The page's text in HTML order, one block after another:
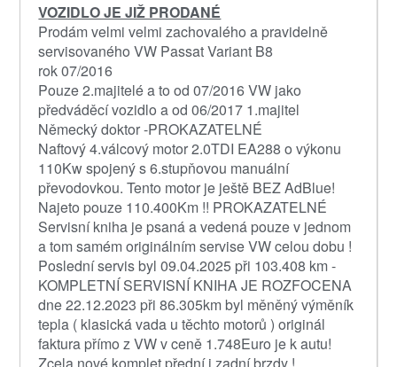
VOZIDLO JE JIŽ PRODANÉ
Prodám velmi velmi zachovalého a pravidelně
servisovaného VW Passat Variant B8
rok 07/2016
Pouze 2.majitelé a to od 07/2016 VW jako
předváděcí vozidlo a od 06/2017 1.majitel
Německý doktor -PROKAZATELNÉ
Naftový 4.válcový motor 2.0TDI EA288 o výkonu
110Kw spojený s 6.stupňovou manuální
převodovkou. Tento motor je ještě BEZ AdBlue!
Najeto pouze 110.400Km !! PROKAZATELNÉ
Servisní kniha je psaná a vedená pouze v jednom
a tom samém originálním servise VW celou dobu !
Poslední servis byl 09.04.2025 při 103.408 km -
KOMPLETNÍ SERVISNÍ KNIHA JE ROZFOCENA
dne 22.12.2023 při 86.305km byl měněný výměník
tepla ( klasická vada u těchto motorů ) originál
faktura přímo z VW v ceně 1.748Euro je k autu!